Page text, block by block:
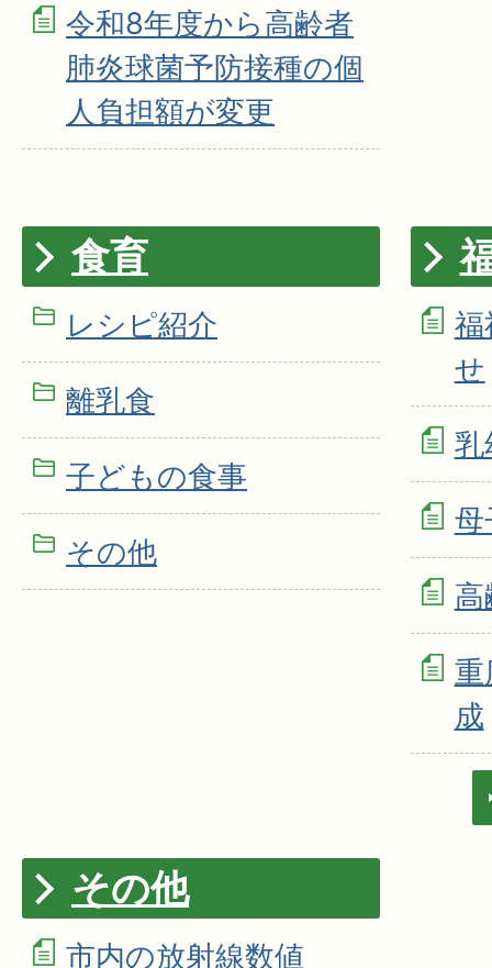
令和8年度から高齢者
肺炎球菌予防接種の個
人負担額が変更
食育
レシピ紹介
離乳食
子どもの食事
その他
福
せ
乳
母
重
成
その他
市内の放射線数値